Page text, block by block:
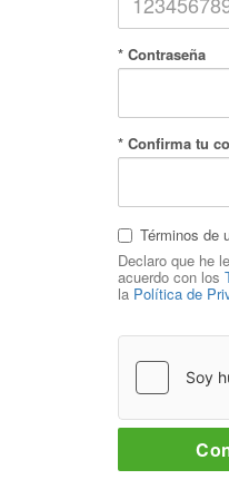
* Contraseña
* Confirma tu
Términos de
Declaro que he
acuerdo con los
la Política de